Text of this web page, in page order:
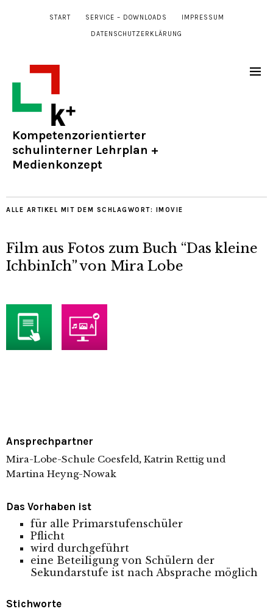
START SERVICE – DOWNLOADS IMPRESSUM
DATENSCHUTZERKLÄRUNG
Kompetenzorientierter
schulinterner Lehrplan +
Medienkonzept
ALLE ARTIKEL MIT DEM SCHLAGWORT: IMOVIE
Film aus Fotos zum Buch “Das kleine
IchbinIch” von Mira Lobe
Ansprechpartner
Mira-Lobe-Schule Coesfeld, Katrin Rettig und
Martina Heyng-Nowak
Das Vorhaben ist
für alle Primarstufenschüler
Pflicht
wird durchgeführt
eine Beteiligung von Schülern der
Sekundarstufe ist nach Absprache möglich
Stichworte